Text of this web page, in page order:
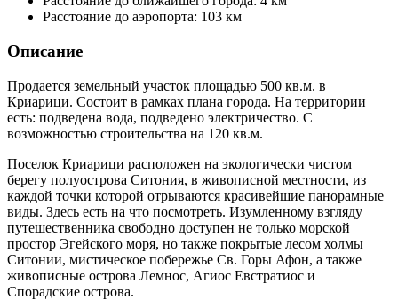
Расстояние до аэропорта: 103 км
Описание
Продается земельный участок площадью 500 кв.м. в
Криарици. Состоит в рамках плана города. На территории
есть: подведена вода, подведено электричество. С
возможностью строительства на 120 кв.м.
Поселок Криарици расположен на экологически чистом
берегу полуострова Ситония, в живописной местности, из
каждой точки которой отрываются красивейшие панорамные
виды. Здесь есть на что посмотреть. Изумленному взгляду
путешественника свободно доступен не только морской
простор Эгейского моря, но также покрытые лесом холмы
Ситонии, мистическое побережье Св. Горы Афон, а также
живописные острова Лемнос, Агиос Евстратиос и
Спорадские острова.